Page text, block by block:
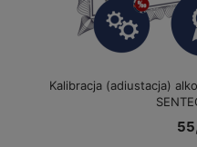
Kalibracja (adiustacja)